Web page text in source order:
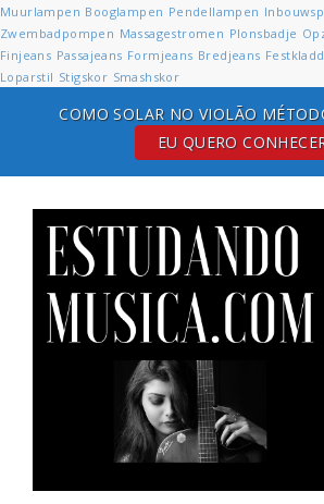
Muurlampen Booglampen Pendellampen
Zwembadpompen Massagestromen Plonsbadje
Finjeans Passajeans Formjeans Bredjeans Festkladd
Loparstil Stigskor Smashskor
EU QUERO